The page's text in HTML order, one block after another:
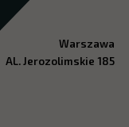
Warszawa
AL. Jerozolimskie 185